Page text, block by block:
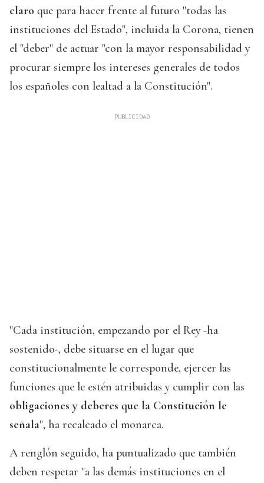
claro que para hacer frente al futuro "todas las
instituciones del Estado", incluida la Corona, tienen
el "deber" de actuar "con la mayor responsabilidad y
procurar siempre los intereses generales de todos
los españoles con lealtad a la Constitución".
"Cada institución, empezando por el Rey -ha
sostenido-, debe situarse en el lugar que
constitucionalmente le corresponde, ejercer las
funciones que le estén atribuidas y cumplir con las
obligaciones y deberes que la Constitución le
señala", ha recalcado el monarca.
A renglón seguido, ha puntualizado que también
deben respetar "a las demás instituciones en el